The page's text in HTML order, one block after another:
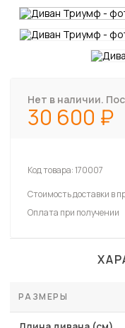
Нет в наличии.
30 600
Код товара:170007
Стоимость доставки в
Оплата при получении
РАЗМЕРЫ